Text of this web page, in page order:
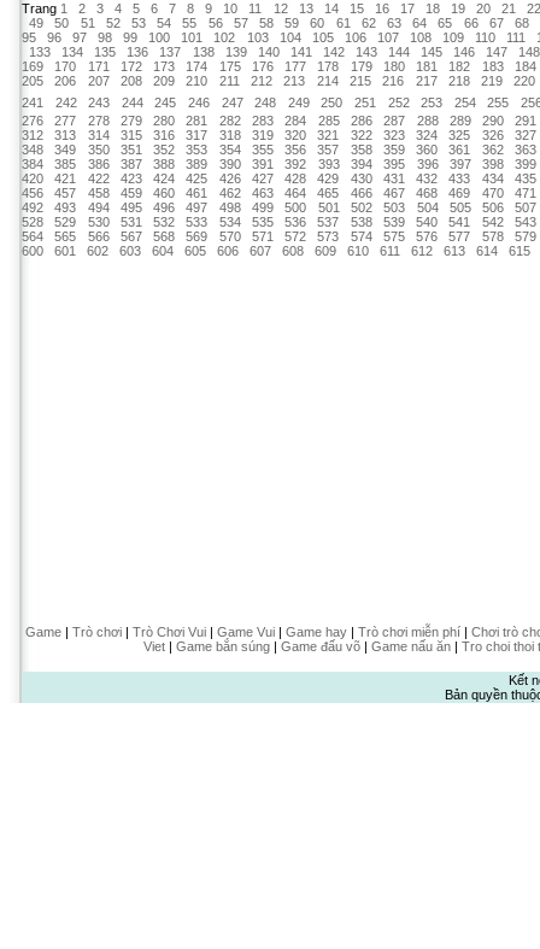
Trang 1 2 3 4 5 6 7 8 9 10 11 12 13 14 15 16 17 18 19 20 21
22
49
50 51 52 53 54 55 56 57 58 59 60 61 62 63 64 65 66 67
68
95
96 97 98 99 100 101 102 103 104 105 106 107 108 109 110 111
133
134 135 136 137 138 139 140 141 142 143 144 145 146 147
148
169
170 171 172 173 174 175 176 177 178 179 180 181 182 183
184
205
206 207 208 209 210 211 212 213 214 215 216 217 218 219
220
241
242 243 244 245 246 247 248 249 250 251 252 253 254 255
276
277 278 279 280 281 282 283 284 285 286 287 288 289 290
291
312
313 314 315 316 317 318 319 320 321 322 323 324 325 326
327
348
349 350 351 352 353 354 355 356 357 358 359 360 361 362
363
384
385 386 387 388 389 390 391 392 393 394 395 396 397 398
399
420
421 422 423 424 425 426 427 428 429 430 431 432 433 434
435
456
457 458 459 460 461 462 463 464 465 466 467 468 469 470
471
492
493 494 495 496 497 498 499 500 501 502 503 504 505 506
507
528
529 530 531 532 533 534 535 536 537 538 539 540 541 542
543
564
565 566 567 568 569 570 571 572 573 574 575 576 577 578
579
600
601 602 603 604 605 606 607 608 609 610 611 612 613 614 615
Game| Trò chơi| Trò Chơi Vui| Game Vui| Game hay| Trò chơi miễn phí| Chơi trò
Viet| Game bắn súng| Game đấu võ| Game nấu ăn| Tro choi thoi
Kết
Bản quyền